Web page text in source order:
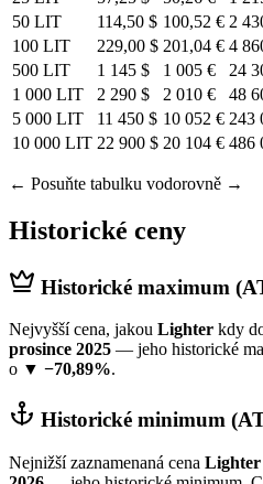
50 LIT
114,50 $ 100,52 € 2
100 LIT
229,00 $ 201,04 € 4
500 LIT
1 145 $ 1 005 €
24
1 000 LIT
2 290 $ 2 010 €
48
5 000 LIT
11 450 $ 10 052 € 243
10 000 LIT 22 900 $ 20 104 € 486
← Posuňte tabulku vodorovně →
Historické ceny
Historické maximum
Nejvyšší cena, jakou Lighter kdy
prosince 2025 — jeho historické
o ▼ −70,89%.
Historické minimum
Nejnižší zaznamenaná cena Lighter